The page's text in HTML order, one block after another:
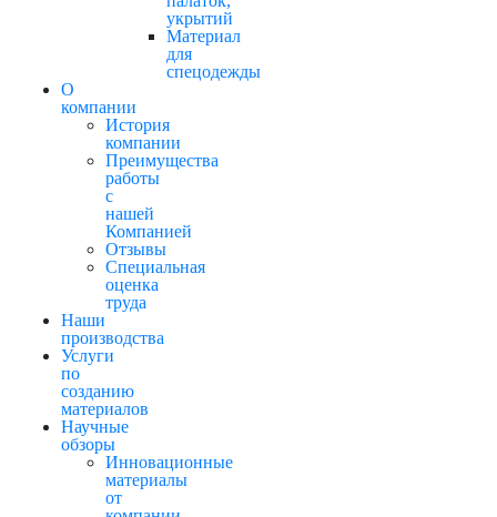
укрытий
Материал
для
спецодежды
О
компании
История
компании
Преимущества
работы
с
нашей
Компанией
Отзывы
Cпециальная
оценка
труда
Наши
производства
Услуги
по
созданию
материалов
Научные
обзоры
Инновационные
материалы
от